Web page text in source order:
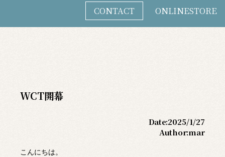
CONTACT
ONLINESTORE
WCT開幕
Date:2025/1/27
Author:mar
こんにちは。